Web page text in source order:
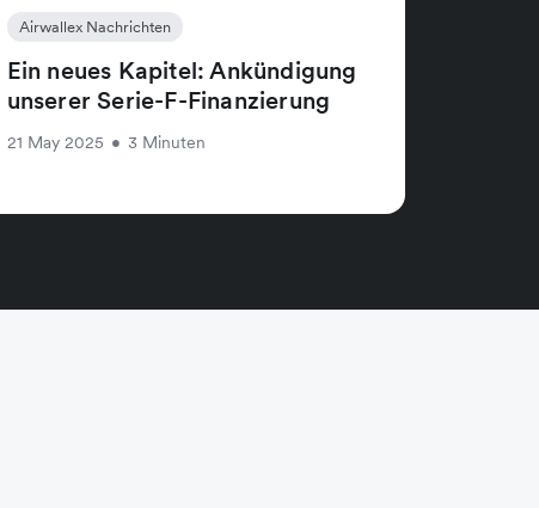
Airwallex Nachrichten
Ein neues Kapitel: Ankündigung
unserer Serie-F-Finanzierung
21 May 2025 • 3 Minuten